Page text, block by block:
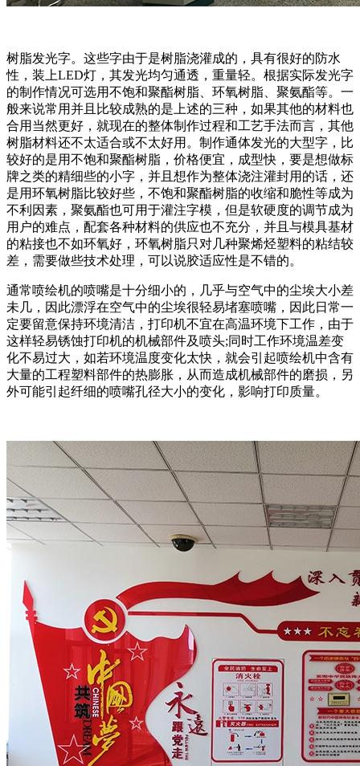
树脂发光字。这些字由于是树脂浇灌成的，具有很好的防水
性，装上LED灯，其发光均匀通透，重量轻。根据实际发光字
的制作情况可选用不饱和聚酯树脂、环氧树脂、聚氨酯等。一
般来说常用并且比较成熟的是上述的三种，如果其他的材料也
合用当然更好，就现在的整体制作过程和工艺手法而言，其他
树脂材料还不太适合或不太好用。制作通体发光的大型字，比
较好的是用不饱和聚酯树脂，价格便宜，成型快，要是想做标
牌之类的精细些的小字，并且想作为整体浇注灌封用的话，还
是用环氧树脂比较好些，不饱和聚酯树脂的收缩和脆性等成为
不利因素，聚氨酯也可用于灌注字模，但是软硬度的调节成为
用户的难点，配套各种材料的供应也不充分，并且与模具基材
的粘接也不如环氧好，环氧树脂只对几种聚烯烃塑料的粘结较
差，需要做些技术处理，可以说胶适应性是不错的。
通常喷绘机的喷嘴是十分细小的，几乎与空气中的尘埃大小差
未几，因此漂浮在空气中的尘埃很轻易堵塞喷嘴，因此日常一
定要留意保持环境清洁，打印机不宜在高温环境下工作，由于
这样轻易锈蚀打印机的机械部件及喷头;同时工作环境温差变
化不易过大，如若环境温度变化太快，就会引起喷绘机中含有
大量的工程塑料部件的热膨胀，从而造成机械部件的磨损，另
外可能引起纤细的喷嘴孔径大小的变化，影响打印质量。